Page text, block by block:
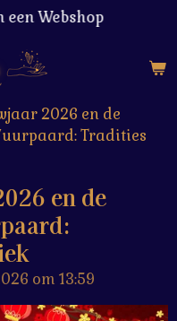
Webshop
2026 en de
Tradities
en de
om 13:59